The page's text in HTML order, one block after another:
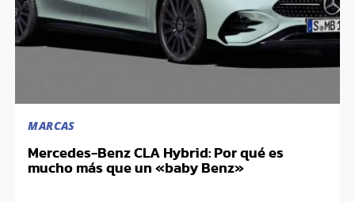
MARCAS
Mercedes-Benz CLA Hybrid: Por qué es
mucho más que un «baby Benz»